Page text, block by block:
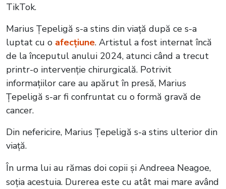
TikTok.
Marius Țepeligă s-a stins din viață după ce s-a
luptat cu o afecțiune. Artistul a fost internat încă
de la începutul anului 2024, atunci când a trecut
printr-o intervenție chirurgicală. Potrivit
informațiilor care au apărut în presă, Marius
Țepeligă s-ar fi confruntat cu o formă gravă de
cancer.
Din nefericire, Marius Țepeligă s-a stins ulterior din
viață.
În urma lui au rămas doi copii și Andreea Neagoe,
soția acestuia. Durerea este cu atât mai mare având